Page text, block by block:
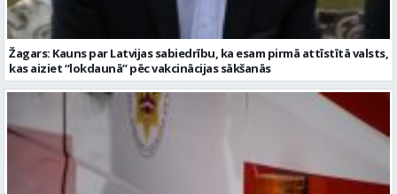
Žagars: Kauns par Latvijas sabiedrību, ka esam pirmā attīstītā valsts,
kas aiziet “lokdaunā” pēc vakcinācijas sākšanās